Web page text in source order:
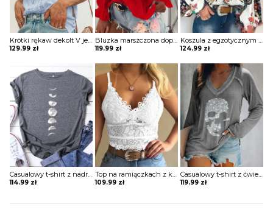
Krótki rękaw dekolt V jednolita koronka wzór koszulka tshirt luźna top bluzka Irene
129.99 zł
Bluzka marszczona dopasowana obcisła na piersi długie bufiaste rękawy kwadratowy głęboki dekolt bez ramion Varvara
119.99 zł
Koszula z egzotycznym nadrukiem i dekoltem w kształcie litery „lantern” bluzka Wibecke
124.99 zł
Casualowy t-shirt z nadrukiem księżyca Nam
114.99 zł
Top na ramiączkach z koronki gipiurowej bluzka Loekie
109.99 zł
Casualowy t-shirt z ćwiekami długim rękawem Etheline
119.99 zł